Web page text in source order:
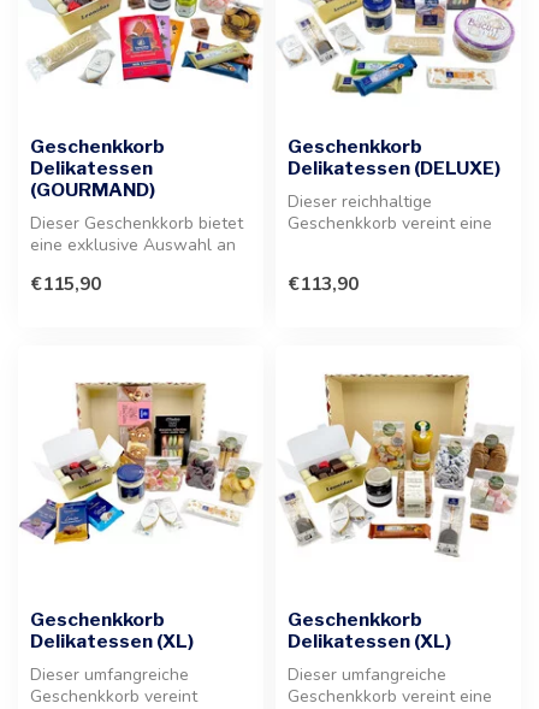
Geschenkkorb
Delikatessen
(GOURMAND)
Dieser Geschenkkorb bietet
eine exklusive Auswahl an
€115,90
Geschenkkorb
Delikatessen (DELUXE)
Dieser reichhaltige
Geschenkkorb vereint eine
€113,90
Geschenkkorb
Delikatessen (XL)
Dieser umfangreiche
Geschenkkorb vereint
Geschenkkorb
Delikatessen (XL)
Dieser umfangreiche
Geschenkkorb vereint eine